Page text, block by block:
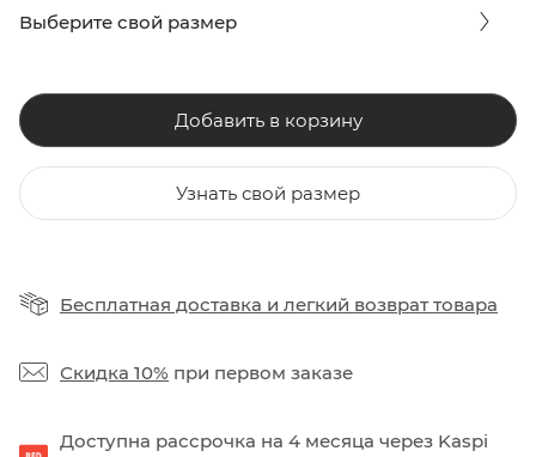
Выберите свой размер
Добавить в корзину
Узнать свой размер
Бесплатная доставка и легкий возврат товара
Скидка 10% при первом заказе
Доступна рассрочка на 4 месяца через Kaspi